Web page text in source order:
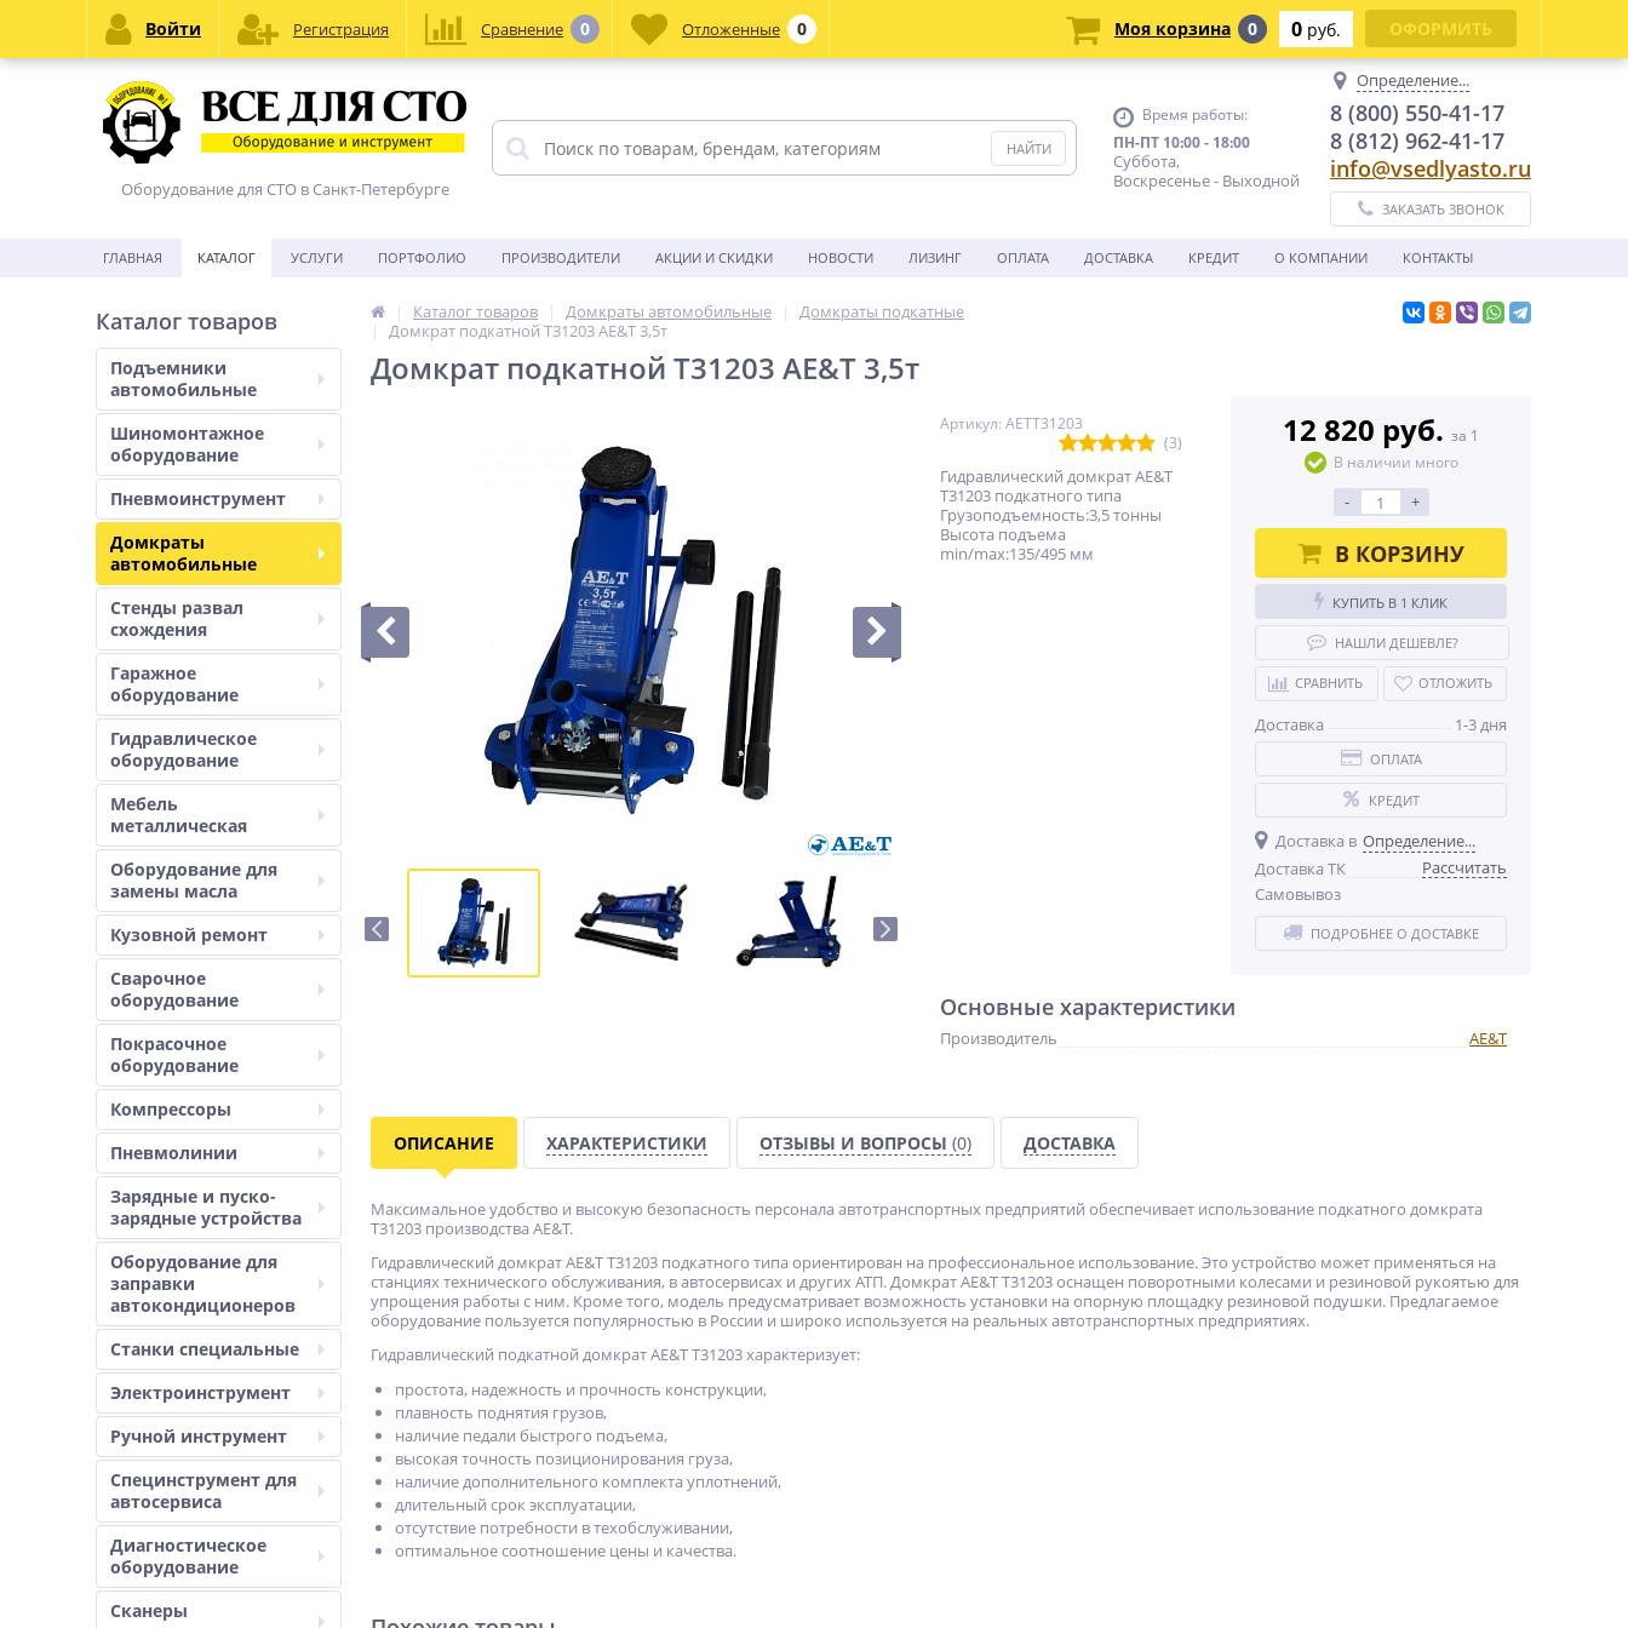
Оборудование для СТО в Санкт-Петербурге
Время работы:
ПН-ПТ 10:00 - 18:00
Суббота,
Воскресенье - Выходной
Определение...
8 (800) 550-41-17
8 (812) 962-41-17
info@vsedlyasto.ru
ЗАКАЗАТЬ ЗВОНОК
ГЛАВНАЯ КАТАЛОГ УСЛУГИ ПОРТФОЛИО ПРОИЗВОДИТЕЛИ АКЦИИ И СКИДКИ НОВОСТИ ЛИЗИНГ ОПЛАТА ДОСТАВКА КРЕДИТ О КОМПАНИИ КОНТАКТЫ
Каталог товаров
Подъемники
автомобильные
Шиномонтажное
оборудование
Пневмоинструмент
Домкраты
автомобильные
Стенды развал
схождения
Гаражное
оборудование
Гидравлическое
оборудование
Мебель
металлическая
Оборудование для
замены масла
Кузовной ремонт
Сварочное
оборудование
Покрасочное
оборудование
Компрессоры
Пневмолинии
Зарядные и пуско-
зарядные устройства
Оборудование для
заправки
автокондиционеров
Станки специальные
Электроинструмент
Ручной инструмент
Специнструмент для
автосервиса
Диагностическое
оборудование
Сканеры
Каталог товаров Домкраты автомобильные
Домкраты подкатные
Домкрат подкатной T31203 AE&T 3,5т
Домкрат подкатной T31203 AE&T 3,5т
Артикул: AETT31203
(3)
Гидравлический домкрат AE&T
T31203 подкатного типа
Грузоподъемность:3,5 тонны
Высота подъема
min/max:135/495 мм
12 820 руб. за 1
В наличии много
- +
В КОРЗИНУ
КУПИТЬ В 1 КЛИК
НАШЛИ ДЕШЕВЛЕ?
СРАВНИТЬ ОТЛОЖИТЬ
Доставка 1-3 дня
ОПЛАТА
КРЕДИТ
Доставка в Определение...
Доставка ТК
Рассчитать
Самовывоз
ПОДРОБНЕЕ О ДОСТАВКЕ
Основные характеристики
Производитель AE&T
ОПИСАНИЕ ХАРАКТЕРИСТИКИ ОТЗЫВЫ И ВОПРОСЫ (0) ДОСТАВКА
Максимальное удобство и высокую безопасность персонала автотранспортных предприятий обеспечивает использование подкатного домкрата
T31203 производства AE&T.
Гидравлический домкрат AE&T T31203 подкатного типа ориентирован на профессиональное использование. Это устройство может применяться на
станциях технического обслуживания, в автосервисах и других АТП. Домкрат AE&T T31203 оснащен поворотными колесами и резиновой рукоятью для
упрощения работы с ним. Кроме того, модель предусматривает возможность установки на опорную площадку резиновой подушки. Предлагаемое
оборудование пользуется популярностью в России и широко используется на реальных автотранспортных предприятиях.
Гидравлический подкатной домкрат AE&T T31203 характеризует:
простота, надежность и прочность конструкции,
плавность поднятия грузов,
наличие педали быстрого подъема,
высокая точность позиционирования груза,
наличие дополнительного комплекта уплотнений,
длительный срок эксплуатации,
отсутствие потребности в техобслуживании,
оптимальное соотношение цены и качества.
Войти Регистрация Сравнение 0 Отложенные 0 Моя корзина 0 0 руб. ОФОРМИТЬ